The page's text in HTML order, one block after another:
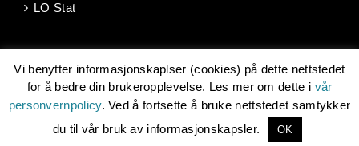
LO Stat
Copyright 2026 | Norsk Jernbaneforbund, Møllergata 10, 0179
OSLO -
njf@njf.no | Les om vår personvernpolicy
LO Media
Vi benytter informasjonskaplser (cookies) på dette nettstedet
for å bedre din brukeropplevelse. Les mer om dette i vår
personvernpolicy. Ved å fortsette å bruke nettstedet samtykker
du til vår bruk av informasjonskapsler.
OK